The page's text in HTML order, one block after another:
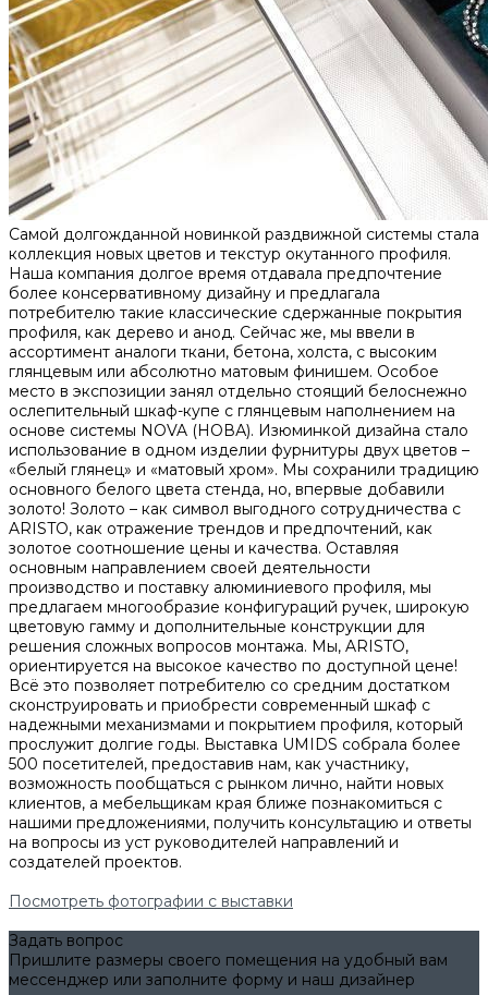
Самой долгожданной новинкой раздвижной системы стала
коллекция новых цветов и текстур окутанного профиля.
Наша компания долгое время отдавала предпочтение
более консервативному дизайну и предлагала
потребителю такие классические сдержанные покрытия
профиля, как дерево и анод. Сейчас же, мы ввели в
ассортимент аналоги ткани, бетона, холста, с высоким
глянцевым или абсолютно матовым финишем. Особое
место в экспозиции занял отдельно стоящий белоснежно
ослепительный шкаф-купе с глянцевым наполнением на
основе системы NOVA (НОВА). Изюминкой дизайна стало
использование в одном изделии фурнитуры двух цветов –
«белый глянец» и «матовый хром». Мы сохранили традицию
основного белого цвета стенда, но, впервые добавили
золото! Золото – как символ выгодного сотрудничества с
ARISTO, как отражение трендов и предпочтений, как
золотое соотношение цены и качества. Оставляя
основным направлением своей деятельности
производство и поставку алюминиевого профиля, мы
предлагаем многообразие конфигураций ручек, широкую
цветовую гамму и дополнительные конструкции для
решения сложных вопросов монтажа. Мы, ARISTO,
ориентируется на высокое качество по доступной цене!
Всё это позволяет потребителю со средним достатком
сконструировать и приобрести современный шкаф с
надежными механизмами и покрытием профиля, который
прослужит долгие годы. Выставка UMIDS собрала более
500 посетителей, предоставив нам, как участнику,
возможность пообщаться с рынком лично, найти новых
клиентов, а мебельщикам края ближе познакомиться с
нашими предложениями, получить консультацию и ответы
на вопросы из уст руководителей направлений и
создателей проектов.
Посмотреть фотографии с выставки
Задать вопрос
Пришлите размеры своего помещения на удобный вам
мессенджер или заполните форму и наш дизайнер